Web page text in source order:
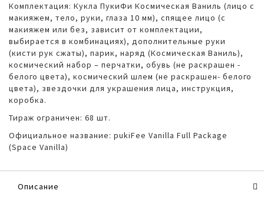
Комплектация: Кукла ПукиФи Космическая Ваниль (лицо с
макияжем, тело, руки, глаза 10 мм), спящее лицо (с
макияжем или без, зависит от комплектации,
выбирается в комбинациях), дополнительные руки
(кисти рук сжаты), парик, наряд (Космическая Ваниль),
космический набор – перчатки, обувь (не раскрашен -
белого цвета), космический шлем (не раскрашен- белого
цвета), звездочки для украшения лица, инструкция,
коробка.
Тираж ограничен: 68 шт.
Официальное название: pukiFee Vanilla Full Package
(Space Vanilla)
Описание